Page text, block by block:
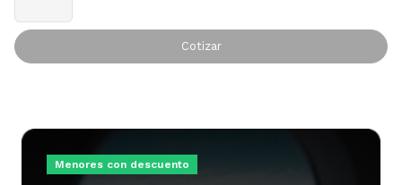
Cotizar
Menores con descuento